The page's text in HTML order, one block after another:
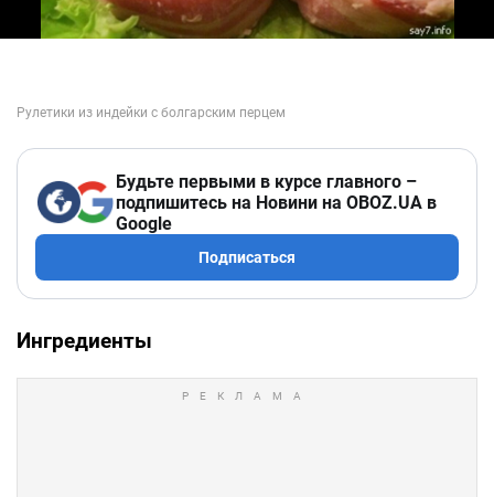
Будьте первыми в курсе главного –
подпишитесь на Новини на OBOZ.UA в
Google
Подписаться
Ингредиенты